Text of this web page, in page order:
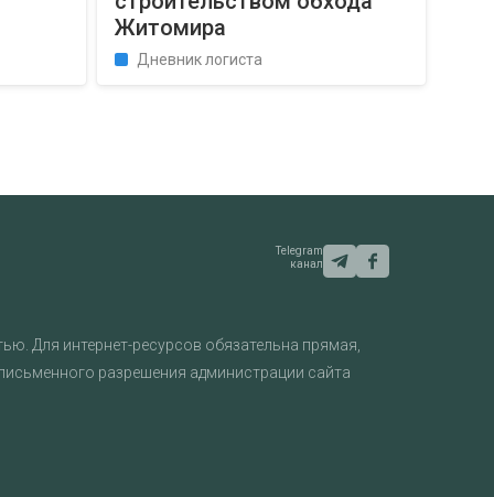
Житомира
Дневник логиста
Telegram
канал
Для интернет-ресурсов обязательна прямая,
разрешения администрации сайта